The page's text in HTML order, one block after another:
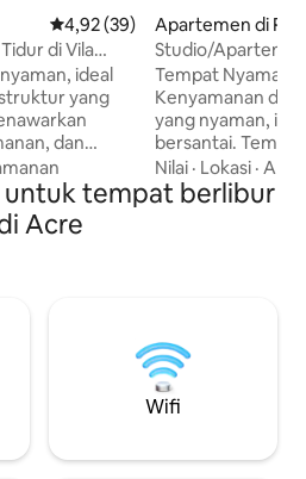
Nilai rata-rata 4,92 dari 5, 39
4,92 (39)
di Vila
ideal
dan
dengan
dan 2 tempat
oleh tamu,
Apartemen di Rio
Studio/
dan modern.
Tempat Nyaman
Kenyamanan dan
yang nyaman,
bersantai.
TV, Wi-Fi cepat,
peralatan dasar,
nyaman, lemari
dan bar. Sangat cocok untuk perjalanan
bisnis atau
nikmati
Nilai · Lokasi ·
untuk tempat berlibur
Acre
Wifi